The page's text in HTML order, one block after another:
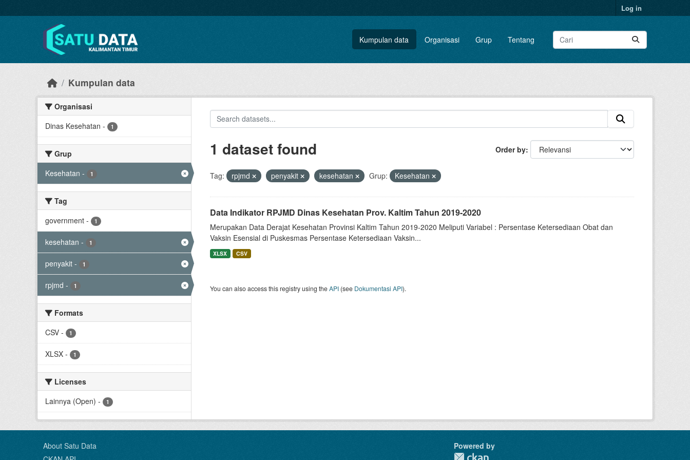
Log in
Kumpulan data Organisasi Grup Tentang
Kumpulan data
Organisasi
Dinas Kesehatan - 1
Grup
Kesehatan - 1
Tag
government - 1
kesehatan - 1
penyakit - 1
rpjmd - 1
Formats
CSV - 1
XLSX - 1
Licenses
Lainnya (Open) - 1
Order by
1 dataset found
Tag: rpjmd penyakit kesehatan Grup: Kesehatan
Data Indikator RPJMD Dinas Kesehatan Prov. Kaltim Tahun 2019-2020
Merupakan Data Derajat Kesehatan Provinsi Kaltim Tahun 2019-2020 Meliputi Variabel : Persentase Ketersediaan Obat dan
Vaksin Esensial di Puskesmas Persentase Ketersediaan Vaksin...
XLSX CSV
You can also access this registry using theAPI(see Dokumentasi API).
About Satu Data
Powered by